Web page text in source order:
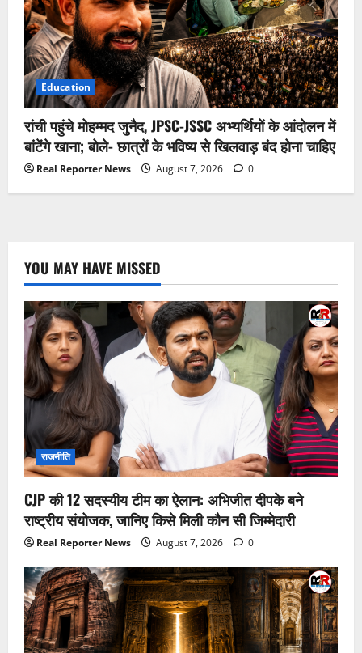
Education
रांची पहुंचे मोहम्मद जुनैद, JPSC-JSSC अभ्यर्थियों के आंदोलन में
बांटेंगे खाना; बोले- छात्रों के भविष्य से खिलवाड़ बंद होना चाहिए
Real Reporter News August 7, 2026 0
YOU MAY HAVE MISSED
राजनीति
CJP की 12 सदस्यीय टीम का ऐलान: अभिजीत दीपके बने
राष्ट्रीय संयोजक, जानिए किसे मिली कौन सी जिम्मेदारी
Real Reporter News August 7, 2026 0